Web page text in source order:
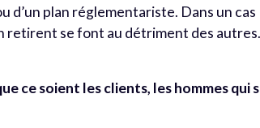
d’un plan réglementariste. Dans un cas
retirent se font au détriment des
ce soient les clients, les hommes qui